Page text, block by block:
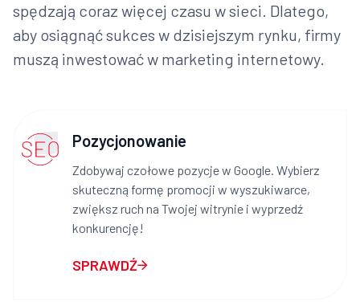
spędzają coraz więcej czasu w sieci. Dlatego,
aby osiągnąć sukces w dzisiejszym rynku, firmy
muszą inwestować w marketing internetowy.
Pozycjonowanie
Zdobywaj czołowe pozycje w Google. Wybierz
skuteczną formę promocji w wyszukiwarce,
zwiększ ruch na Twojej witrynie i wyprzedź
konkurencję!
SPRAWDŹ